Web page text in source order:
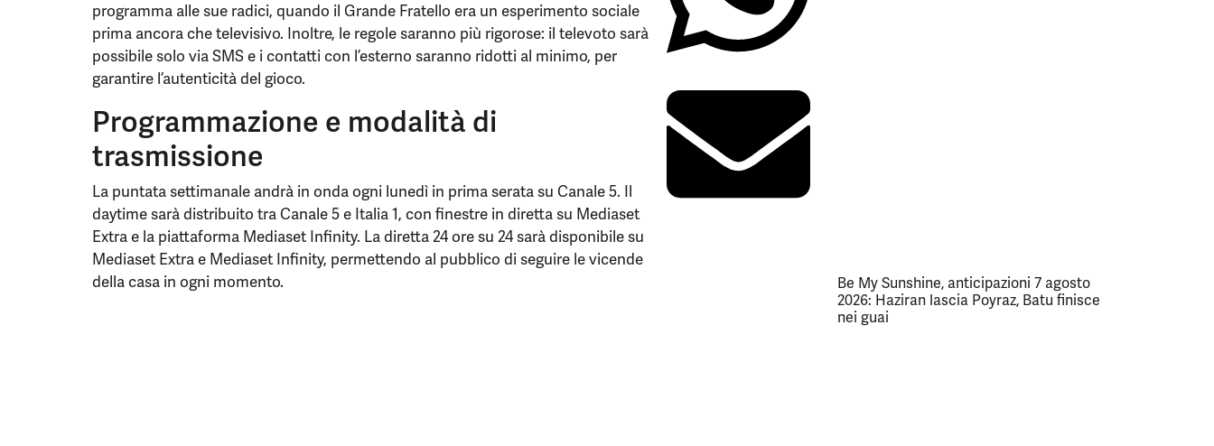
programma alle sue radici, quando il Grande Fratello era un esperimento sociale
prima ancora che televisivo. Inoltre, le regole saranno più rigorose: il televoto sarà
possibile solo via SMS e i contatti con l’esterno saranno ridotti al minimo, per
garantire l’autenticità del gioco.
Programmazione e modalità di
trasmissione
La puntata settimanale andrà in onda ogni lunedì in prima serata su Canale 5. Il
daytime sarà distribuito tra Canale 5 e Italia 1, con finestre in diretta su Mediaset
Extra e la piattaforma Mediaset Infinity. La diretta 24 ore su 24 sarà disponibile su
Mediaset Extra e Mediaset Infinity, permettendo al pubblico di seguire le vicende
della casa in ogni momento.
Be My Sunshine, anticipazioni 7 agosto
2026: Haziran lascia Poyraz, Batu finisce
nei guai